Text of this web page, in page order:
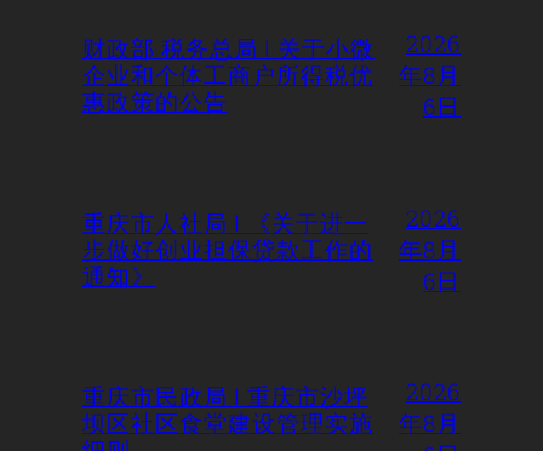
财政部 税务总局 | 关于小微
企业和个体工商户所得税优
惠政策的公告
2026
年8月
6日
重庆市人社局 | 《关于进一
步做好创业担保贷款工作的
通知》
2026
年8月
6日
重庆市民政局 | 重庆市沙坪
坝区社区食堂建设管理实施
2026
年8月